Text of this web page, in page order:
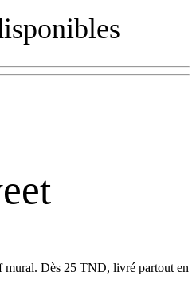
Dès 25 TND, livré partout en